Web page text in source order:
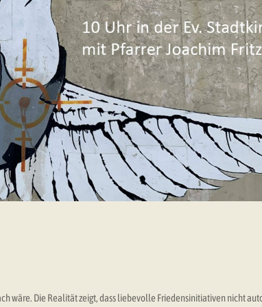
wäre. Die Realität zeigt, dass liebevolle Friedensinitiativen nicht